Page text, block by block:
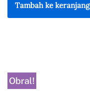
Tambah ke keranjang
Obral!